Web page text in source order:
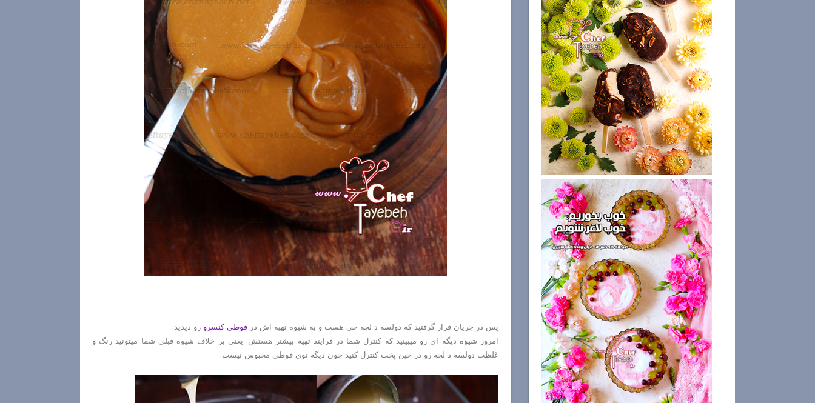
پس در جریان قرار گرفتید که دولسه د لچه چی هست و یه شیوه تهیه اش در قوطی کنسرو رو دیدید.
امروز شیوه دیگه ای رو میبینید که کنترل شما در فرایند تهیه بیشتر هستش. یعنی بر خلاف شیوه قبلی شما میتونید رنگ و
غلظت دولسه د لچه رو در حین پخت کنترل کنید چون دیگه توی قوطی محبوس نیست.